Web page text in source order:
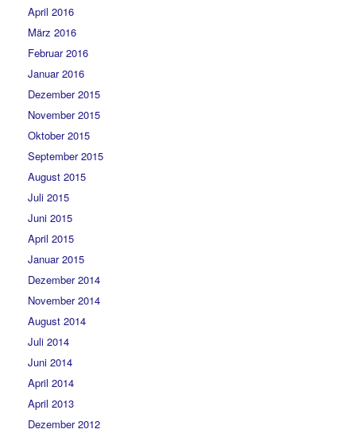
April 2016
März 2016
Februar 2016
Januar 2016
Dezember 2015
November 2015
Oktober 2015
September 2015
August 2015
Juli 2015
Juni 2015
April 2015
Januar 2015
Dezember 2014
November 2014
August 2014
Juli 2014
Juni 2014
April 2014
April 2013
Dezember 2012